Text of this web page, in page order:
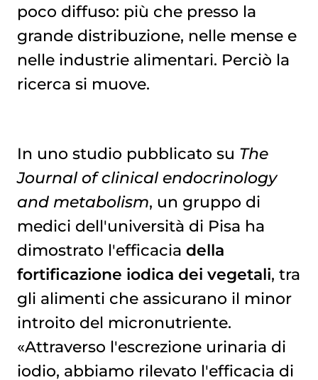
poco diffuso: più che presso la
grande distribuzione, nelle mense e
nelle industrie alimentari. Perciò la
ricerca si muove.
In uno studio pubblicato su The
Journal of clinical endocrinology
and metabolism, un gruppo di
medici dell'università di Pisa ha
dimostrato l'efficacia della
fortificazione iodica dei vegetali, tra
gli alimenti che assicurano il minor
introito del micronutriente.
«Attraverso l'escrezione urinaria di
iodio, abbiamo rilevato l'efficacia di